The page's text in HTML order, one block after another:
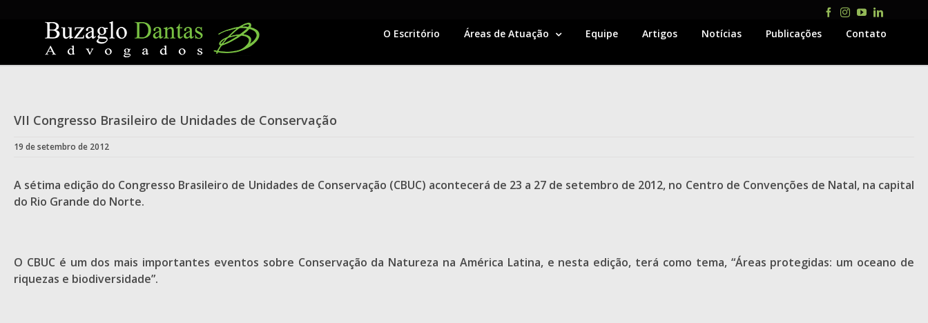
Facebook
Instagram
YouTubeLinkedIn
O Escritório Áreas de Atuação Equipe Artigos Notícias Publicações Contato
VII Congresso Brasileiro de Unidades de Conservação
19 de setembro de 2012
A sétima edição do Congresso Brasileiro de Unidades de Conservação (CBUC) acontecerá de 23 a 27 de setembro de 2012, no Centro de Convenções de Natal, na capital
do Rio Grande do Norte.
O CBUC é um dos mais importantes eventos sobre Conservação da Natureza na América Latina, e nesta edição, terá como tema, “Áreas protegidas: um oceano de
riquezas e biodiversidade”.